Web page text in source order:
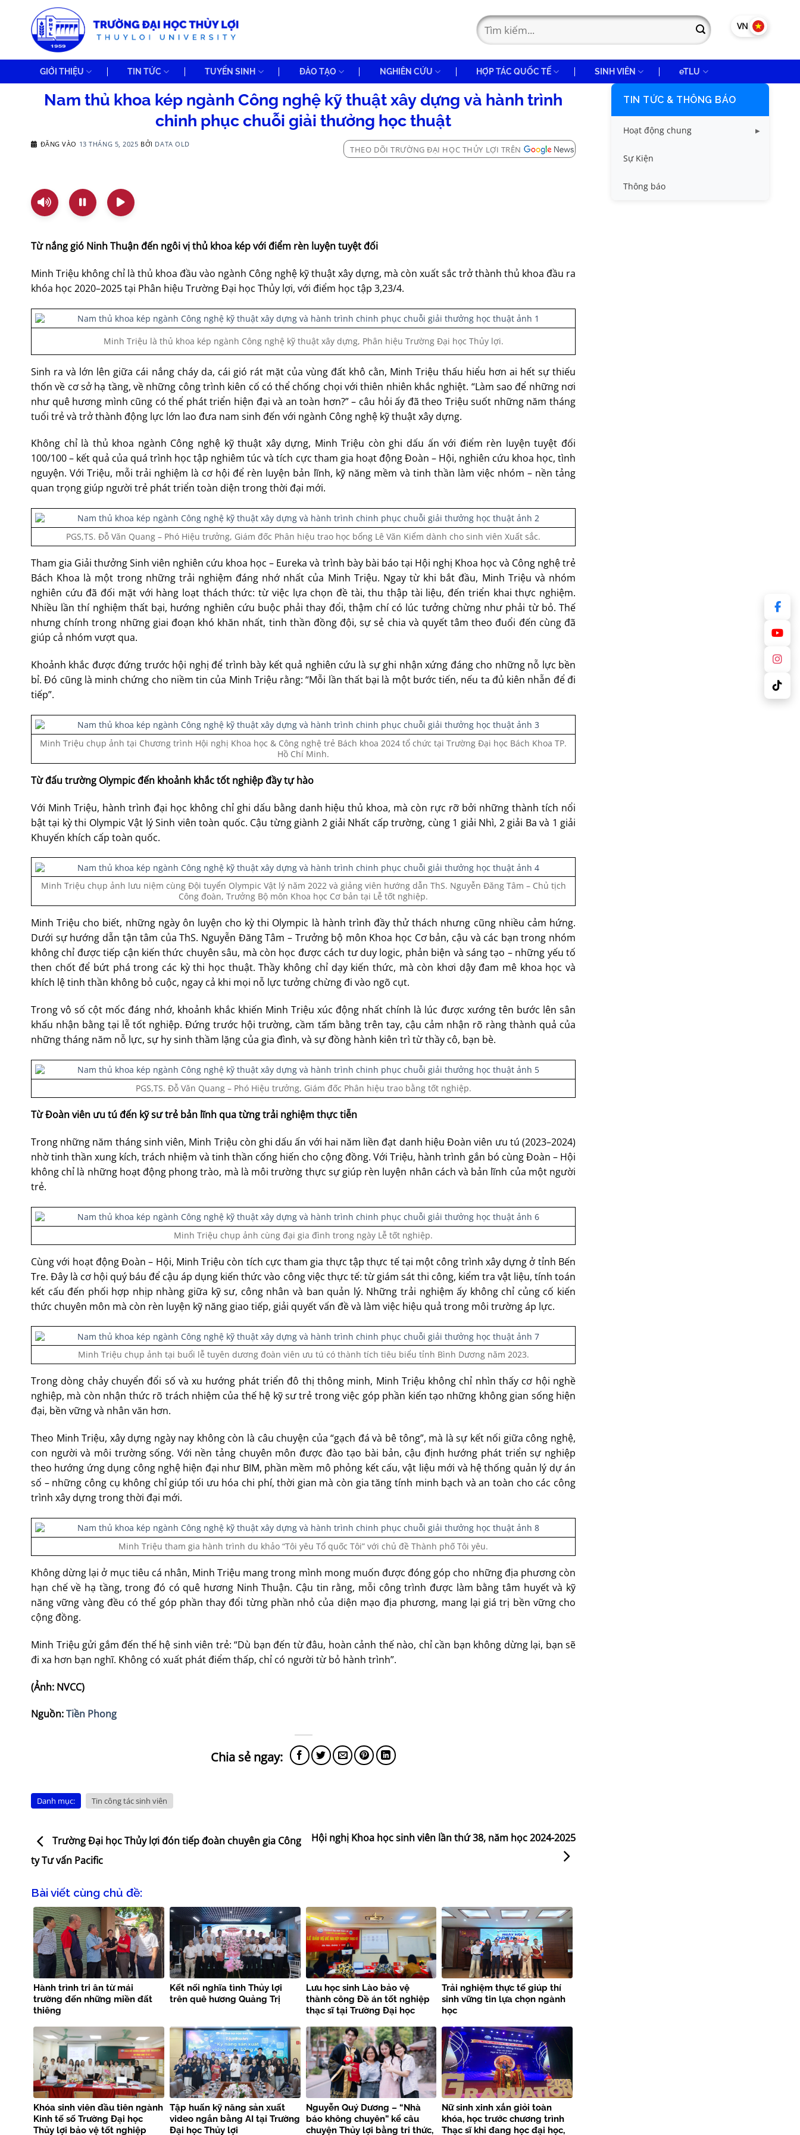
VN EN
GIỚI THIỆU TIN TỨC TUYỂN SINH ĐÀO TẠO NGHIÊN CỨU HỢP TÁC QUỐC TẾ SINH VIÊN eTLU
Nam thủ khoa kép ngành Công nghệ kỹ thuật xây dựng và hành trình
chinh phục chuỗi giải thưởng học thuật
ĐĂNG VÀO 13 THÁNG 5, 2025 BỞI DATA OLD
THEO DÕI TRƯỜNG ĐẠI HỌC THỦY LỢI TRÊN
Từ nắng gió Ninh Thuận đến ngôi vị thủ khoa kép với điểm rèn luyện tuyệt đối
Minh Triệu không chỉ là thủ khoa đầu vào ngành Công nghệ kỹ thuật xây dựng, mà còn xuất sắc trở thành thủ khoa đầu ra
khóa học 2020–2025 tại Phân hiệu Trường Đại học Thủy lợi, với điểm học tập 3,23/4.
Minh Triệu là thủ khoa kép ngành Công nghệ kỹ thuật xây dựng, Phân hiệu Trường Đại học Thủy lợi.
Sinh ra và lớn lên giữa cái nắng cháy da, cái gió rát mặt của vùng đất khô cằn, Minh Triệu thấu hiểu hơn ai hết sự thiếu
thốn về cơ sở hạ tầng, về những công trình kiên cố có thể chống chọi với thiên nhiên khắc nghiệt. “Làm sao để những nơi
như quê hương mình cũng có thể phát triển hiện đại và an toàn hơn?” – câu hỏi ấy đã theo Triệu suốt những năm tháng
tuổi trẻ và trở thành động lực lớn lao đưa nam sinh đến với ngành Công nghệ kỹ thuật xây dựng.
Không chỉ là thủ khoa ngành Công nghệ kỹ thuật xây dựng, Minh Triệu còn ghi dấu ấn với điểm rèn luyện tuyệt đối
100/100 – kết quả của quá trình học tập nghiêm túc và tích cực tham gia hoạt động Đoàn – Hội, nghiên cứu khoa học, tình
nguyện. Với Triệu, mỗi trải nghiệm là cơ hội để rèn luyện bản lĩnh, kỹ năng mềm và tinh thần làm việc nhóm – nền tảng
quan trọng giúp người trẻ phát triển toàn diện trong thời đại mới.
PGS,TS. Đỗ Văn Quang – Phó Hiệu trưởng, Giám đốc Phân hiệu trao học bổng Lê Văn Kiểm dành cho sinh viên Xuất sắc.
Tham gia Giải thưởng Sinh viên nghiên cứu khoa học – Eureka và trình bày bài báo tại Hội nghị Khoa học và Công nghệ trẻ
Bách Khoa là một trong những trải nghiệm đáng nhớ nhất của Minh Triệu. Ngay từ khi bắt đầu, Minh Triệu và nhóm
nghiên cứu đã đối mặt với hàng loạt thách thức: từ việc lựa chọn đề tài, thu thập tài liệu, đến triển khai thực nghiệm.
Nhiều lần thí nghiệm thất bại, hướng nghiên cứu buộc phải thay đổi, thậm chí có lúc tưởng chừng như phải từ bỏ. Thế
nhưng chính trong những giai đoạn khó khăn nhất, tinh thần đồng đội, sự sẻ chia và quyết tâm theo đuổi đến cùng đã
giúp cả nhóm vượt qua.
Khoảnh khắc được đứng trước hội nghị để trình bày kết quả nghiên cứu là sự ghi nhận xứng đáng cho những nỗ lực bền
bỉ. Đó cũng là minh chứng cho niềm tin của Minh Triệu rằng: “Mỗi lần thất bại là một bước tiến, nếu ta đủ kiên nhẫn để đi
tiếp”.
Minh Triệu chụp ảnh tại Chương trình Hội nghị Khoa học & Công nghệ trẻ Bách khoa 2024 tổ chức tại Trường Đại học Bách Khoa TP.
Hồ Chí Minh.
Từ đấu trường Olympic đến khoảnh khắc tốt nghiệp đầy tự hào
Với Minh Triệu, hành trình đại học không chỉ ghi dấu bằng danh hiệu thủ khoa, mà còn rực rỡ bởi những thành tích nổi
bật tại kỳ thi Olympic Vật lý Sinh viên toàn quốc. Cậu từng giành 2 giải Nhất cấp trường, cùng 1 giải Nhì, 2 giải Ba và 1 giải
Khuyến khích cấp toàn quốc.
Minh Triệu chụp ảnh lưu niệm cùng Đội tuyển Olympic Vật lý năm 2022 và giảng viên hướng dẫn ThS. Nguyễn Đăng Tâm – Chủ tịch
Công đoàn, Trưởng Bộ môn Khoa học Cơ bản tại Lễ tốt nghiệp.
Minh Triệu cho biết, những ngày ôn luyện cho kỳ thi Olympic là hành trình đầy thử thách nhưng cũng nhiều cảm hứng.
Dưới sự hướng dẫn tận tâm của ThS. Nguyễn Đăng Tâm – Trưởng bộ môn Khoa học Cơ bản, cậu và các bạn trong nhóm
không chỉ được tiếp cận kiến thức chuyên sâu, mà còn học được cách tư duy logic, phản biện và sáng tạo – những yếu tố
then chốt để bứt phá trong các kỳ thi học thuật. Thầy không chỉ dạy kiến thức, mà còn khơi dậy đam mê khoa học và
khích lệ tinh thần không bỏ cuộc, ngay cả khi mọi nỗ lực tưởng chừng đi vào ngõ cụt.
Trong vô số cột mốc đáng nhớ, khoảnh khắc khiến Minh Triệu xúc động nhất chính là lúc được xướng tên bước lên sân
khấu nhận bằng tại lễ tốt nghiệp. Đứng trước hội trường, cầm tấm bằng trên tay, cậu cảm nhận rõ ràng thành quả của
những tháng năm nỗ lực, sự hy sinh thầm lặng của gia đình, và sự đồng hành kiên trì từ thầy cô, bạn bè.
PGS,TS. Đỗ Văn Quang – Phó Hiệu trưởng, Giám đốc Phân hiệu trao bằng tốt nghiệp.
Từ Đoàn viên ưu tú đến kỹ sư trẻ bản lĩnh qua từng trải nghiệm thực tiễn
Trong những năm tháng sinh viên, Minh Triệu còn ghi dấu ấn với hai năm liền đạt danh hiệu Đoàn viên ưu tú (2023–2024)
nhờ tinh thần xung kích, trách nhiệm và tinh thần cống hiến cho cộng đồng. Với Triệu, hành trình gắn bó cùng Đoàn – Hội
không chỉ là những hoạt động phong trào, mà là môi trường thực sự giúp rèn luyện nhân cách và bản lĩnh của một người
trẻ.
Minh Triệu chụp ảnh cùng đại gia đình trong ngày Lễ tốt nghiệp.
Cùng với hoạt động Đoàn – Hội, Minh Triệu còn tích cực tham gia thực tập thực tế tại một công trình xây dựng ở tỉnh Bến
Tre. Đây là cơ hội quý báu để cậu áp dụng kiến thức vào công việc thực tế: từ giám sát thi công, kiểm tra vật liệu, tính toán
kết cấu đến phối hợp nhịp nhàng giữa kỹ sư, công nhân và ban quản lý. Những trải nghiệm ấy không chỉ củng cố kiến
thức chuyên môn mà còn rèn luyện kỹ năng giao tiếp, giải quyết vấn đề và làm việc hiệu quả trong môi trường áp lực.
Minh Triệu chụp ảnh tại buổi lễ tuyên dương đoàn viên ưu tú có thành tích tiêu biểu tỉnh Bình Dương năm 2023.
Trong dòng chảy chuyển đổi số và xu hướng phát triển đô thị thông minh, Minh Triệu không chỉ nhìn thấy cơ hội nghề
nghiệp, mà còn nhận thức rõ trách nhiệm của thế hệ kỹ sư trẻ trong việc góp phần kiến tạo những không gian sống hiện
đại, bền vững và nhân văn hơn.
Theo Minh Triệu, xây dựng ngày nay không còn là câu chuyện của “gạch đá và bê tông”, mà là sự kết nối giữa công nghệ,
con người và môi trường sống. Với nền tảng chuyên môn được đào tạo bài bản, cậu định hướng phát triển sự nghiệp
theo hướng ứng dụng công nghệ hiện đại như BIM, phần mềm mô phỏng kết cấu, vật liệu mới và hệ thống quản lý dự án
số – những công cụ không chỉ giúp tối ưu hóa chi phí, thời gian mà còn gia tăng tính minh bạch và an toàn cho các công
trình xây dựng trong thời đại mới.
Minh Triệu tham gia hành trình du khảo “Tôi yêu Tổ quốc Tôi” với chủ đề Thành phố Tôi yêu.
Không dừng lại ở mục tiêu cá nhân, Minh Triệu mang trong mình mong muốn được đóng góp cho những địa phương còn
hạn chế về hạ tầng, trong đó có quê hương Ninh Thuận. Cậu tin rằng, mỗi công trình được làm bằng tâm huyết và kỹ
năng vững vàng đều có thể góp phần thay đổi từng phần nhỏ của diện mạo địa phương, mang lại giá trị bền vững cho
cộng đồng.
Minh Triệu gửi gắm đến thế hệ sinh viên trẻ: “Dù bạn đến từ đâu, hoàn cảnh thế nào, chỉ cần bạn không dừng lại, bạn sẽ
đi xa hơn bạn nghĩ. Không có xuất phát điểm thấp, chỉ có người từ bỏ hành trình”.
(Ảnh: NVCC)
Nguồn:Tiền Phong
Danh mục: Tin công tác sinh viên
Trường Đại học Thủy lợi đón tiếp đoàn chuyên gia Công
ty Tư vấn Pacific
Hội nghị Khoa học sinh viên lần thứ 38, năm học 2024-2025
Bài viết cùng chủ đề:
Hành trình tri ân từ mái
trường đến những miền đất
thiêng
Kết nối nghĩa tình Thủy lợi
trên quê hương Quảng Trị
Lưu học sinh Lào bảo vệ
thành công Đề án tốt nghiệp
thạc sĩ tại Trường Đại học
Trải nghiệm thực tế giúp thí
sinh vững tin lựa chọn ngành
học
Khóa sinh viên đầu tiên ngành
Kinh tế số Trường Đại học
Thủy lợi bảo vệ tốt nghiệp
Tập huấn kỹ năng sản xuất
video ngắn bằng AI tại Trường
Đại học Thủy lợi
Nguyễn Quý Dương – “Nhà
báo không chuyên” kể câu
chuyện Thủy lợi bằng tri thức,
Nữ sinh xinh xắn giỏi toàn
khóa, học trước chương trình
Thạc sĩ khi đang học đại học,
TIN TỨC & THÔNG BÁO
Hoạt động chung
Tin công tác sinh viên
Tin đào tạo
Sự Kiện
Thông báo